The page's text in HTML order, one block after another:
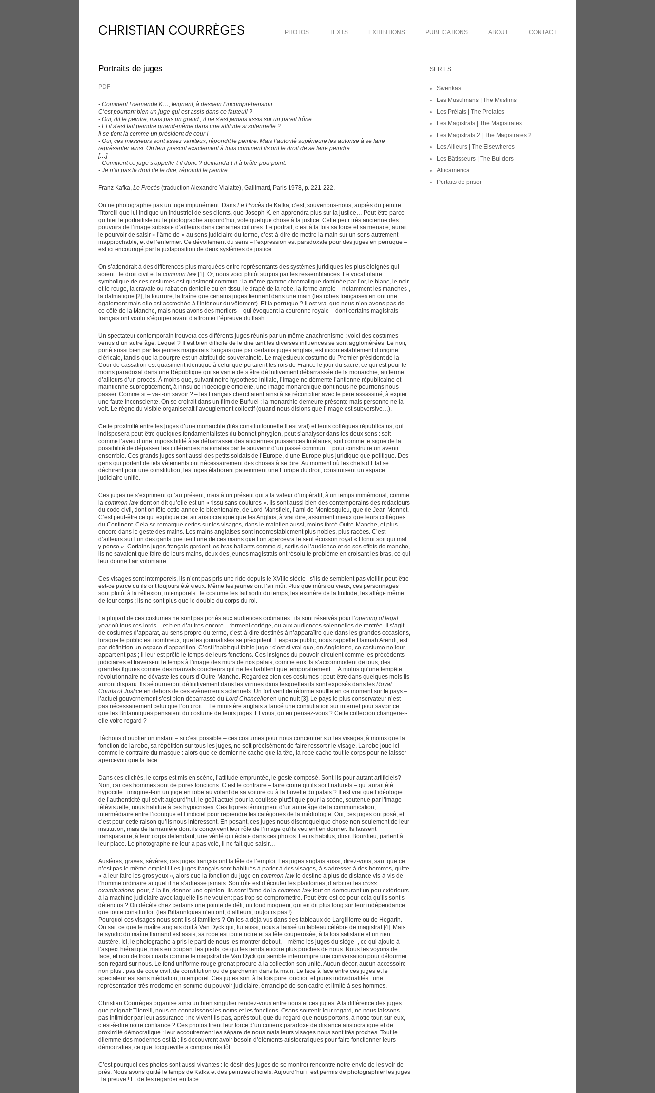
PHOTOS TEXTS EXHIBITIONS PUBLICATIONS ABOUT CONTACT
Portraits de juges
PDF
- Comment ! demanda K…, feignant, à dessein l’incompréhension.
C’est pourtant bien un juge qui est assis dans ce fauteuil ?
- Oui, dit le peintre, mais pas un grand ; il ne s’est jamais assis sur un pareil trône.
- Et il s’est fait peindre quand-même dans une attitude si solennelle ?
Il se tient là comme un président de cour !
- Oui, ces messieurs sont assez vaniteux, répondit le peintre. Mais l’autorité supérieure les autorise à se faire
représenter ainsi. On leur prescrit exactement à tous comment ils ont le droit de se faire peindre.
[…]
- Comment ce juge s’appelle-t-il donc ? demanda-t-il à brûle-pourpoint.
- Je n’ai pas le droit de le dire, répondit le peintre.
Franz Kafka, Le Procès (traduction Alexandre Vialatte), Gallimard, Paris 1978, p. 221-222.
On ne photographie pas un juge impunément. Dans Le Procès de Kafka, c’est, souvenons-nous, auprès du peintre
Titorelli que lui indique un industriel de ses clients, que Joseph K. en apprendra plus sur la justice… Peut-être parce
qu’hier le portraitiste ou le photographe aujourd’hui, vole quelque chose à la justice. Cette peur très ancienne des
pouvoirs de l’image subsiste d’ailleurs dans certaines cultures. Le portrait, c’est à la fois sa force et sa menace, aurait
le pourvoir de saisir « l’âme de » au sens judiciaire du terme, c’est-à-dire de mettre la main sur un sens autrement
inapprochable, et de l’enfermer. Ce dévoilement du sens – l’expression est paradoxale pour des juges en perruque –
est ici encouragé par la juxtaposition de deux systèmes de justice.
On s’attendrait à des différences plus marquées entre représentants des systèmes juridiques les plus éloignés qui
soient : le droit civil et la common law [1]. Or, nous voici plutôt surpris par les ressemblances. Le vocabulaire
symbolique de ces costumes est quasiment commun : la même gamme chromatique dominée par l’or, le blanc, le noir
et le rouge, la cravate ou rabat en dentelle ou en tissu, le drapé de la robe, la forme ample – notamment les manches-,
la dalmatique [2], la fourrure, la traîne que certains juges tiennent dans une main (les robes françaises en ont une
également mais elle est accrochée à l’intérieur du vêtement). Et la perruque ? Il est vrai que nous n’en avons pas de
ce côté de la Manche, mais nous avons des mortiers – qui évoquent la couronne royale – dont certains magistrats
français ont voulu s’équiper avant d’affronter l’épreuve du flash.
Un spectateur contemporain trouvera ces différents juges réunis par un même anachronisme : voici des costumes
venus d’un autre âge. Lequel ? Il est bien difficile de le dire tant les diverses influences se sont agglomérées. Le noir,
porté aussi bien par les jeunes magistrats français que par certains juges anglais, est incontestablement d’origine
cléricale, tandis que la pourpre est un attribut de souveraineté. Le majestueux costume du Premier président de la
Cour de cassation est quasiment identique à celui que portaient les rois de France le jour du sacre, ce qui est pour le
moins paradoxal dans une République qui se vante de s’être définitivement débarrassée de la monarchie, au terme
d’ailleurs d’un procès. À moins que, suivant notre hypothèse initiale, l’image ne démente l’antienne républicaine et
maintienne subrepticement, à l’insu de l’idéologie officielle, une image monarchique dont nous ne pourrions nous
passer. Comme si – va-t-on savoir ? – les Français cherchaient ainsi à se réconcilier avec le père assassiné, à expier
une faute inconsciente. On se croirait dans un film de Buñuel : la monarchie demeure présente mais personne ne la
voit. Le règne du visible organiserait l’aveuglement collectif (quand nous disions que l’image est subversive…).
Cette proximité entre les juges d’une monarchie (très constitutionnelle il est vrai) et leurs collègues républicains, qui
indisposera peut-être quelques fondamentalistes du bonnet phrygien, peut s’analyser dans les deux sens : soit
comme l’aveu d’une impossibilité à se débarrasser des anciennes puissances tutélaires, soit comme le signe de la
possibilité de dépasser les différences nationales par le souvenir d’un passé commun… pour construire un avenir
ensemble. Ces grands juges sont aussi des petits soldats de l’Europe, d’une Europe plus juridique que politique. Des
gens qui portent de tels vêtements ont nécessairement des choses à se dire. Au moment où les chefs d’Etat se
déchirent pour une constitution, les juges élaborent patiemment une Europe du droit, construisent un espace
judiciaire unifié.
Ces juges ne s’expriment qu’au présent, mais à un présent qui a la valeur d’impératif, à un temps immémorial, comme
la common law dont on dit qu’elle est un « tissu sans coutures ». Ils sont aussi bien des contemporains des rédacteurs
du code civil, dont on fête cette année le bicentenaire, de Lord Mansfield, l’ami de Montesquieu, que de Jean Monnet.
C’est peut-être ce qui explique cet air aristocratique que les Anglais, à vrai dire, assument mieux que leurs collègues
du Continent. Cela se remarque certes sur les visages, dans le maintien aussi, moins forcé Outre-Manche, et plus
encore dans le geste des mains. Les mains anglaises sont incontestablement plus nobles, plus racées. C’est
d’ailleurs sur l’un des gants que tient une de ces mains que l’on apercevra le seul écusson royal « Honni soit qui mal
y pense ». Certains juges français gardent les bras ballants comme si, sortis de l’audience et de ses effets de manche,
ils ne savaient que faire de leurs mains, deux des jeunes magistrats ont résolu le problème en croisant les bras, ce qui
leur donne l’air volontaire.
Ces visages sont intemporels, ils n’ont pas pris une ride depuis le XVIIIe siècle ; s’ils de semblent pas vieillir, peut-être
est-ce parce qu’ils ont toujours été vieux. Même les jeunes ont l’air mûr. Plus que mûrs ou vieux, ces personnages
sont plutôt à la réflexion, intemporels : le costume les fait sortir du temps, les exonère de la finitude, les allège même
de leur corps ; ils ne sont plus que le double du corps du roi.
La plupart de ces costumes ne sont pas portés aux audiences ordinaires : ils sont réservés pour l’opening of legal
yearoù tous ces lords – et bien d’autres encore – forment cortège, ou aux audiences solennelles de rentrée. Il s’agit
de costumes d’apparat, au sens propre du terme, c’est-à-dire destinés à n’apparaître que dans les grandes occasions,
lorsque le public est nombreux, que les journalistes se précipitent. L’espace public, nous rappelle Hannah Arendt, est
par définition un espace d’apparition. C’est l’habit qui fait le juge : c’est si vrai que, en Angleterre, ce costume ne leur
appartient pas ; il leur est prêté le temps de leurs fonctions. Ces insignes du pouvoir circulent comme les précédents
judiciaires et traversent le temps à l’image des murs de nos palais, comme eux ils s’accommodent de tous, des
grandes figures comme des mauvais coucheurs qui ne les habitent que temporairement… À moins qu’une tempête
révolutionnaire ne dévaste les cours d’Outre-Manche. Regardez bien ces costumes : peut-être dans quelques mois ils
auront disparu. Ils séjourneront définitivement dans les vitrines dans lesquelles ils sont exposés dans les Royal
Courts of Justice en dehors de ces évènements solennels. Un fort vent de réforme souffle en ce moment sur le pays –
l’actuel gouvernement s’est bien débarrassé du Lord Chancelloren une nuit [3]. Le pays le plus conservateur n’est
pas nécessairement celui que l’on croit… Le ministère anglais a lancé une consultation sur internet pour savoir ce
que les Britanniques pensaient du costume de leurs juges. Et vous, qu’en pensez-vous ? Cette collection changera-t-
elle votre regard ?
Tâchons d’oublier un instant – si c’est possible – ces costumes pour nous concentrer sur les visages, à moins que la
fonction de la robe, sa répétition sur tous les juges, ne soit précisément de faire ressortir le visage. La robe joue ici
comme le contraire du masque : alors que ce dernier ne cache que la tête, la robe cache tout le corps pour ne laisser
apercevoir que la face.
Dans ces clichés, le corps est mis en scène, l’attitude empruntée, le geste composé. Sont-ils pour autant artificiels?
Non, car ces hommes sont de pures fonctions. C’est le contraire – faire croire qu’ils sont naturels – qui aurait été
hypocrite : imagine-t-on un juge en robe au volant de sa voiture ou à la buvette du palais ? Il est vrai que l’idéologie
de l’authenticité qui sévit aujourd’hui, le goût actuel pour la coulisse plutôt que pour la scène, soutenue par l’image
télévisuelle, nous habitue à ces hypocrisies. Ces figures témoignent d’un autre âge de la communication,
intermédiaire entre l’iconique et l’indiciel pour reprendre les catégories de la médiologie. Oui, ces juges ont posé, et
c’est pour cette raison qu’ils nous intéressent. En posant, ces juges nous disent quelque chose non seulement de leur
institution, mais de la manière dont ils conçoivent leur rôle de l’image qu’ils veulent en donner. Ils laissent
transparaitre, à leur corps défendant, une vérité qui éclate dans ces photos. Leurs habitus, dirait Bourdieu, parlent à
leur place. Le photographe ne leur a pas volé, il ne fait que saisir…
Austères, graves, sévères, ces juges français ont la tête de l’emploi. Les juges anglais aussi, direz-vous, sauf que ce
n’est pas le même emploi ! Les juges français sont habitués à parler à des visages, à s’adresser à des hommes, quitte
« à leur faire les gros yeux », alors que la fonction du juge en common law le destine à plus de distance vis-à-vis de
l’homme ordinaire auquel il ne s’adresse jamais. Son rôle est d’écouter les plaidoiries, d’arbitrer les cross
examinations, pour, à la fin, donner une opinion. Ils sont l’âme de la common law tout en demeurant un peu extérieurs
à la machine judiciaire avec laquelle ils ne veulent pas trop se compromettre. Peut-être est-ce pour cela qu’ils sont si
détendus ? On décèle chez certains une pointe de défi, un fond moqueur, qui en dit plus long sur leur indépendance
que toute constitution (les Britanniques n’en ont, d’ailleurs, toujours pas !).
Pourquoi ces visages nous sont-ils si familiers ? On les a déjà vus dans des tableaux de Largillierre ou de Hogarth.
On sait ce que le maître anglais doit à Van Dyck qui, lui aussi, nous a laissé un tableau célèbre de magistrat [4]. Mais
le syndic du maître flamand est assis, sa robe est toute noire et sa tête couperosée, à la fois satisfaite et un rien
austère. Ici, le photographe a pris le parti de nous les montrer debout, – même les juges du siège -, ce qui ajoute à
l’aspect hiératique, mais en coupant les pieds, ce qui les rends encore plus proches de nous. Nous les voyons de
face, et non de trois quarts comme le magistrat de Van Dyck qui semble interrompre une conversation pour détourner
son regard sur nous. Le fond uniforme rouge grenat procure à la collection son unité. Aucun décor, aucun accessoire
non plus : pas de code civil, de constitution ou de parchemin dans la main. Le face à face entre ces juges et le
spectateur est sans médiation, intemporel. Ces juges sont à la fois pure fonction et pures individualités : une
représentation très moderne en somme du pouvoir judiciaire, émancipé de son cadre et limité à ses hommes.
Christian Courrèges organise ainsi un bien singulier rendez-vous entre nous et ces juges. A la différence des juges
que peignait Titorelli, nous en connaissons les noms et les fonctions. Osons soutenir leur regard, ne nous laissons
pas intimider par leur assurance : ne vivent-ils pas, après tout, que du regard que nous portons, à notre tour, sur eux,
c’est-à-dire notre confiance ? Ces photos tirent leur force d’un curieux paradoxe de distance aristocratique et de
proximité démocratique : leur accoutrement les sépare de nous mais leurs visages nous sont très proches. Tout le
dilemme des modernes est là : ils découvrent avoir besoin d’éléments aristocratiques pour faire fonctionner leurs
démocraties, ce que Tocqueville a compris très tôt.
C’est pourquoi ces photos sont aussi vivantes : le désir des juges de se montrer rencontre notre envie de les voir de
près. Nous avons quitté le temps de Kafka et des peintres officiels. Aujourd’hui il est permis de photographier les juges
: la preuve ! Et de les regarder en face.
SERIES
Swenkas
Les Musulmans | The Muslims
Les Prélats | The Prelates
Les Magistrats | The Magistrates
Les Magistrats 2 | The Magistrates 2
Les Ailleurs | The Elsewheres
Les Bâtisseurs | The Builders
Africamerica
Portaits de prison